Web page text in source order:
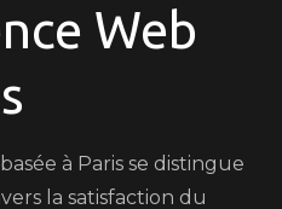
Web
à Paris se distingue
la satisfaction du